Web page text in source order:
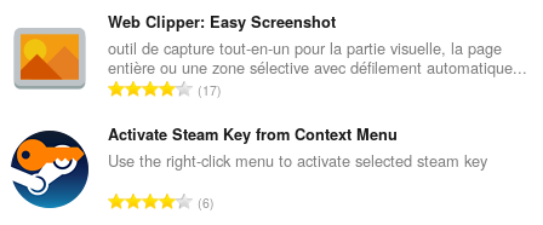
d
e
n
o
e
s
o
t
a
d
e
o
m
b
r
e
o
t
a
Web Clipper: Easy Screenshot
outil de capture tout-en-un pour la partie visuelle, la page
entière ou une zone sélective avec défilement automatique...
N
m
b
e
17
Activate Steam Key from Context Menu
Use the right-click menu to activate selected steam key
N6